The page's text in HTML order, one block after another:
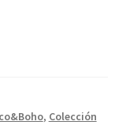
, Colección